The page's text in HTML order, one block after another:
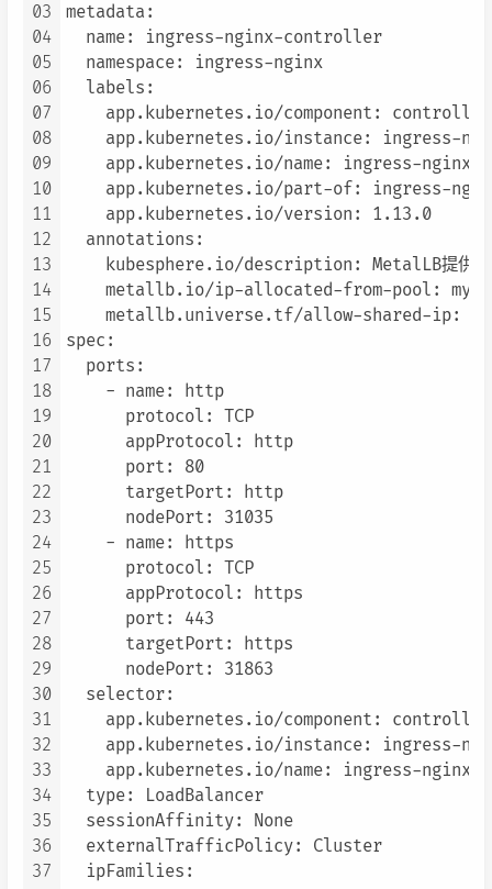
03
04
05
06
07
08
09
10
11
12
13
14
15
16
17
18
19
20
21
22
23
24
25
26
27
28
29
30
31
32
33
34
35
36
37
metadata:
  name: ingress-nginx-controller
  namespace: ingress-nginx
  labels:
    app.kubernetes.io/component: controller
app.kubernetes.io/instance: ingress-
    app.kubernetes.io/name: ingress-nginx
app.kubernetes.io/part-of: ingress-
    app.kubernetes.io/version: 1.13.0
  annotations:
    kubesphere.io/description: MetalLB提供
metallb.io/ip-allocated-from-pool: my-
metallb.universe.tf/allow-shared-ip:
spec:
  ports:
    - name: http
      protocol: TCP
      appProtocol: http
      port: 80
      targetPort: http
      nodePort: 31035
    - name: https
      protocol: TCP
      appProtocol: https
      port: 443
      targetPort: https
      nodePort: 31863
  selector:
    app.kubernetes.io/component: controller
app.kubernetes.io/instance: ingress-
    app.kubernetes.io/name: ingress-nginx
  type: LoadBalancer
  sessionAffinity: None
  externalTrafficPolicy: Cluster
  ipFamilies: